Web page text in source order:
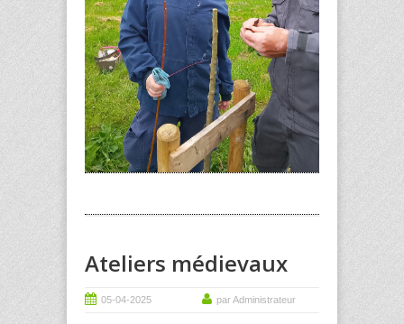
Ateliers médievaux
05-04-2025 par Administrateur